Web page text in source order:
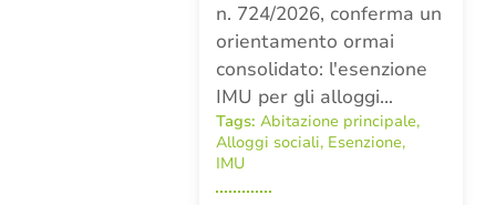
n. 724/2026, conferma un
orientamento ormai
consolidato: l'esenzione
IMU per gli alloggi…
Tags: Abitazione principale,
Alloggi sociali, Esenzione,
IMU